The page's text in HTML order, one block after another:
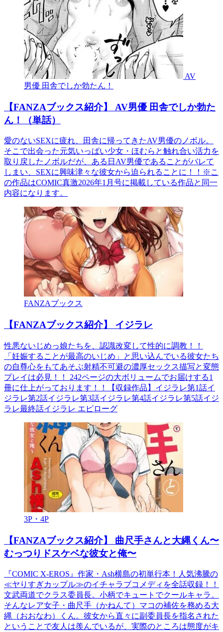
AV
男優 田舎でしか勃たん！
【FANZAブックス紹介】 AV男優 田舎でしか勃た
ん！（単話）
愛のないSEXに疲れ、田舎に帰ってきたAV男優のノボル。
そこで出会った元気いっぱい少女・ほむらと触れ合い活力を
取り戻したノボルだが、ある日AV男優であることがバレて
しまい、SEXに興味津々な彼女から迫られることに！！※こ
の作品はCOMIC真激2026年1月号に掲載している作品と同一
内容になります。
FANZAブックス
【FANZAブックス紹介】 イジラレ
性悪ないじめっ娘たちを、認識改変して性的に調教！！
「妊娠することが最高のいじめ」と思い込んでいる彼女たち
の自尊心をもてあそぶ射精不可避の濃厚セックス描写と変態
プレイは必見！！ 242ページの大ボリュームでお届けする1
冊に仕上がっております！！【収録作品】イジラレ第1話イ
ジラレ第2話イジラレ第3話イジラレ第4話イジラレ第5話イジ
ラレ最終話イジラレ エピローグ
3P・4P
【FANZAブックス紹介】 曲尺手さんと大縄くん〜
むっつりドスケベな彼女と俺〜
『COMIC X-EROS』作家・Ash横島の初単行本！人気沸騰の
≪ヤりすぎカップル≫のイチャラブコメディを全話収録！！
文武両道でクラス委員長。小柄でキュートでクールキャラ。
そんなレア女子・曲尺手（かねんて）マコの補佐を務める大
縄（おおなわ）くん。彼女から直々に副委員長を指名された
ということで友人は羨んでいるが、実際のところは態度がキ